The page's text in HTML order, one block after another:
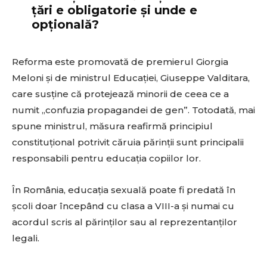
țări e obligatorie și unde e
opțională?
Reforma este promovată de premierul Giorgia
Meloni și de ministrul Educației, Giuseppe Valditara,
care susține că protejează minorii de ceea ce a
numit „confuzia propagandei de gen”. Totodată, mai
spune ministrul, măsura reafirmă principiul
constituțional potrivit căruia părinții sunt principalii
responsabili pentru educația copiilor lor.
În România, educația sexuală poate fi predată în
școli doar începând cu clasa a VIII-a și numai cu
acordul scris al părinților sau al reprezentanților
legali.